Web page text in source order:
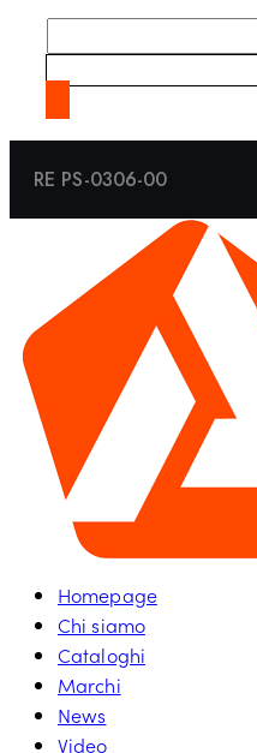
RE PS-0306-00
Homepage
Chi siamo
Cataloghi
Marchi
News
Video